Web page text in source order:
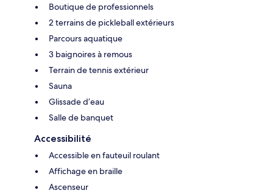
Boutique de professionnels
2 terrains de pickleball extérieurs
Parcours aquatique
3 baignoires à remous
Terrain de tennis extérieur
Sauna
Glissade d’eau
Salle de banquet
Accessibilité
Accessible en fauteuil roulant
Affichage en braille
Ascenseur